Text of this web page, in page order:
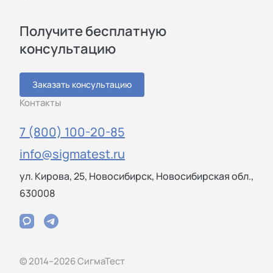
Получите бесплатную
консультацию
Заказать консультацию
Контакты
7 (800) 100-20-85
info@sigmatest.ru
ул. Кирова, 25, Новосибирск, Новосибирская обл.,
630008
© 2014–2026 СигмаТест